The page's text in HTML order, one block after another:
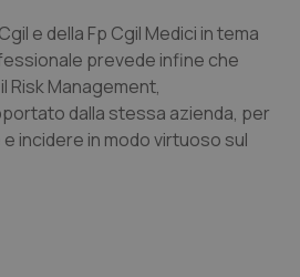
e della Fp Cgil Medici in tema
prevede infine che
Risk Management,
dalla stessa azienda, per
incidere in modo virtuoso sul